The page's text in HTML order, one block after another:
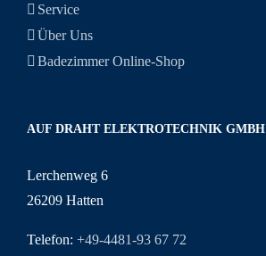
Service
Über Uns
Badezimmer Online-Shop
AUF DRAHT ELEKTROTECHNIK GMBH
Lerchenweg 6
26209 Hatten
Telefon: +49-4481-93 67 72